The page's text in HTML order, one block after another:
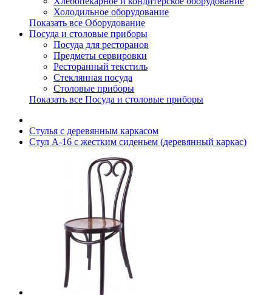
Холодильное оборудование
Показать все Оборудование
Посуда и столовые приборы
Посуда для ресторанов
Предметы сервировки
Ресторанный текстиль
Стеклянная посуда
Столовые приборы
Показать все Посуда и столовые приборы
Cтулья с деревянным каркасом
Стул А-16 с жестким сиденьем (деревянный каркас)